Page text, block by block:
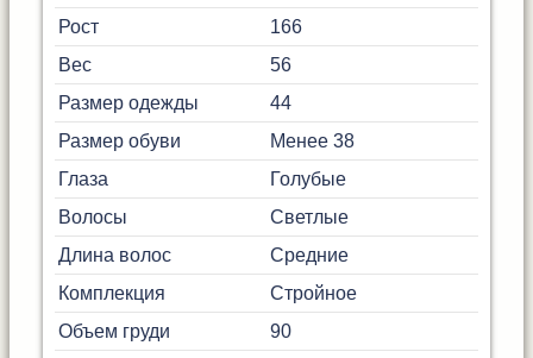
Рост
166
Вес
56
Размер одежды
44
Размер обуви
Менее 38
Глаза
Голубые
Волосы
Светлые
Длина волос
Средние
Комплекция
Стройное
Объем груди
90